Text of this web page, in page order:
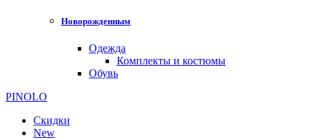
Новорожденным
Одежда
Комплекты и костюмы
Обувь
PINOLO
Скидки
New